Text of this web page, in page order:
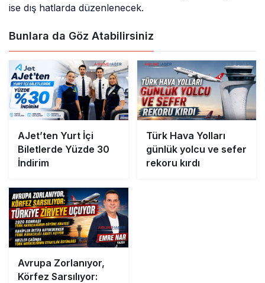
ise dış hatlarda düzenlenecek.
Bunlara da Göz Atabilirsiniz
AJet’ten Yurt İçi
Biletlerde Yüzde 30
İndirim
Türk Hava Yolları
günlük yolcu ve sefer
rekoru kırdı
Avrupa Zorlanıyor,
Körfez Sarsılıyor: